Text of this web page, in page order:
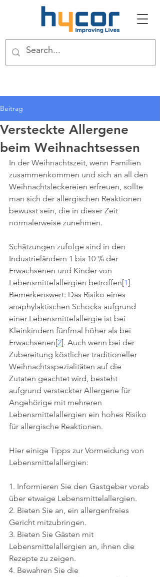
Beitrag
Versteckte Allergene
beim Weihnachtsessen
In der Weihnachtszeit, wenn Familien
zusammenkommen und sich an all den
Weihnachtsleckereien erfreuen, sollte
man sich der allergischen Reaktionen
bewusst sein, die in dieser Zeit
normalerweise zunehmen.
Schätzungen zufolge sind in den
Industrieländern 1 bis 10 % der
Erwachsenen und Kinder von
Lebensmittelallergien betroffen[1].
Bemerkenswert: Das Risiko eines
anaphylaktischen Schocks aufgrund
einer Lebensmittelallergie ist bei
Kleinkindern fünfmal höher als bei
Erwachsenen[2]. Auch wenn bei der
Zubereitung köstlicher traditioneller
Weihnachtsspezialitäten auf die
Zutaten geachtet wird, besteht
aufgrund versteckter Allergene für
Angehörige mit mehreren
Lebensmittelallergien ein hohes Risiko
für allergische Reaktionen.
Hier einige Tipps zur Vormeidung von
Lebensmittelallergien:
1. Informieren Sie den Gastgeber vorab
über etwaige Lebensmittelallergien.
2. Bieten Sie an, ein allergenfreies
Gericht mitzubringen.
3. Bieten Sie Gästen mit
Lebensmittelallergien an, ihnen die
Rezepte zu zeigen.
4. Bewahren Sie die